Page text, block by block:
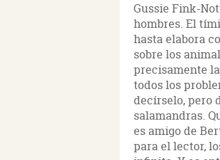
Gussie Fink-
hombres. El
hasta elabora
sobre los
precisamente
todos los
decírselo, pero
salamandras.
es amigo de
para el lector,